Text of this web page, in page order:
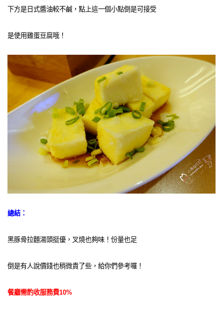
下方是日式醬油較不鹹，點上這一個小點倒是可接受
是使用雞蛋豆腐哦！
總結：
黑豚骨拉麵湯頭挺優，叉燒也夠味！份量也足
倒是有人說價錢也稍微貴了些，給你們參考囉！
餐廳需酌收服務費10%